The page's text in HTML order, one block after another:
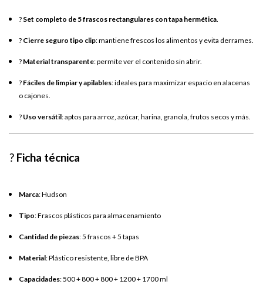
? Set completo de 5 frascos rectangulares con tapa hermética.
? Cierre seguro tipo clip: mantiene frescos los alimentos y evita derrames.
? Material transparente: permite ver el contenido sin abrir.
? Fáciles de limpiar y apilables: ideales para maximizar espacio en alacenas
o cajones.
? Uso versátil: aptos para arroz, azúcar, harina, granola, frutos secos y más.
? Ficha técnica
Marca: Hudson
Tipo: Frascos plásticos para almacenamiento
Cantidad de piezas: 5 frascos + 5 tapas
Material: Plástico resistente, libre de BPA
Capacidades: 500 + 800 + 800 + 1200 + 1700 ml